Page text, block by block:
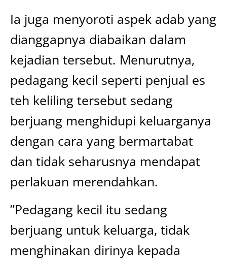
Ia juga menyoroti aspek adab yang
dianggapnya diabaikan dalam
kejadian tersebut. Menurutnya,
pedagang kecil seperti penjual es
teh keliling tersebut sedang
berjuang menghidupi keluarganya
dengan cara yang bermartabat
dan tidak seharusnya mendapat
perlakuan merendahkan.
”Pedagang kecil itu sedang
berjuang untuk keluarga, tidak
menghinakan dirinya kepada